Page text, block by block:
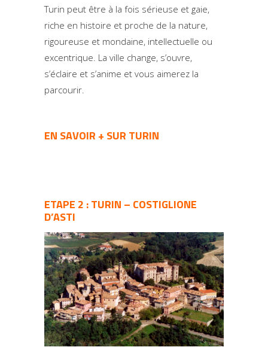
Turin peut être à la fois sérieuse et gaie,
riche en histoire et proche de la nature,
rigoureuse et mondaine, intellectuelle ou
excentrique. La ville change, s’ouvre,
s’éclaire et s’anime et vous aimerez la
parcourir.
EN SAVOIR + SUR TURIN
ETAPE 2 : TURIN – COSTIGLIONE
D’ASTI